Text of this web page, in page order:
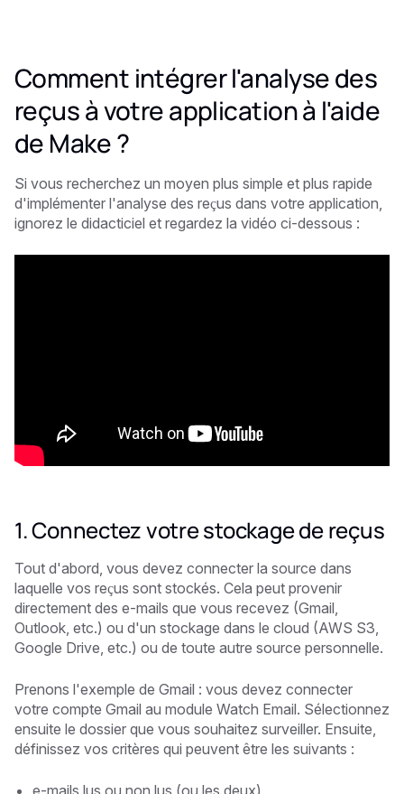
Comment intégrer l'analyse des
reçus à votre application à l'aide
de Make ?
Si vous recherchez un moyen plus simple et plus rapide
d'implémenter l'analyse des reçus dans votre application,
ignorez le didacticiel et regardez la vidéo ci-dessous :
1. Connectez votre stockage de reçus
Tout d'abord, vous devez connecter la source dans
laquelle vos reçus sont stockés. Cela peut provenir
directement des e-mails que vous recevez (Gmail,
Outlook, etc.) ou d'un stockage dans le cloud (AWS S3,
Google Drive, etc.) ou de toute autre source personnelle.
Prenons l'exemple de Gmail : vous devez connecter
votre compte Gmail au module Watch Email. Sélectionnez
ensuite le dossier que vous souhaitez surveiller. Ensuite,
définissez vos critères qui peuvent être les suivants :